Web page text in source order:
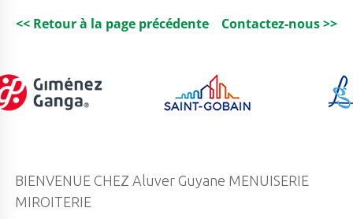
<< Retour à la page précédente Contactez-nous >>
BIENVENUE CHEZ Aluver Guyane MENUISERIE
MIROITERIE